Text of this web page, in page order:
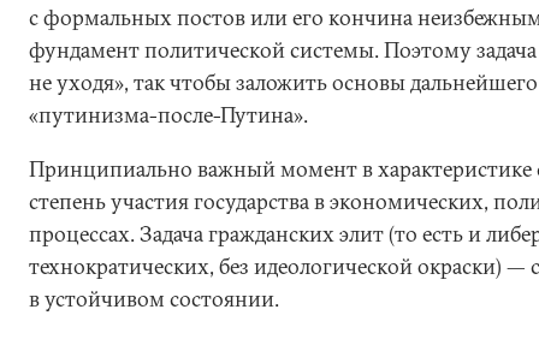
с формальных постов или его кончина
фундамент политической системы. Поэтому
не уходя», так чтобы заложить основы
«путинизма-после-Путина».
Принципиально важный момент в
степень участия государства в экономических,
процессах. Задача гражданских элит (то есть и
технократических, без идеологической окраски) —
в устойчивом состоянии.